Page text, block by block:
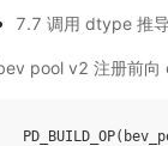
7.7 调用 dtype 推
pool v2 注册前向
PD_BUILD_OP(